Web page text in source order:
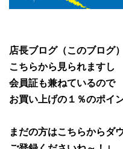
店長ブログ（このブログ
こちらから見られますし
会員証も兼ねているので
お買い上げの１％のポイ
まだの方はこちらからダ